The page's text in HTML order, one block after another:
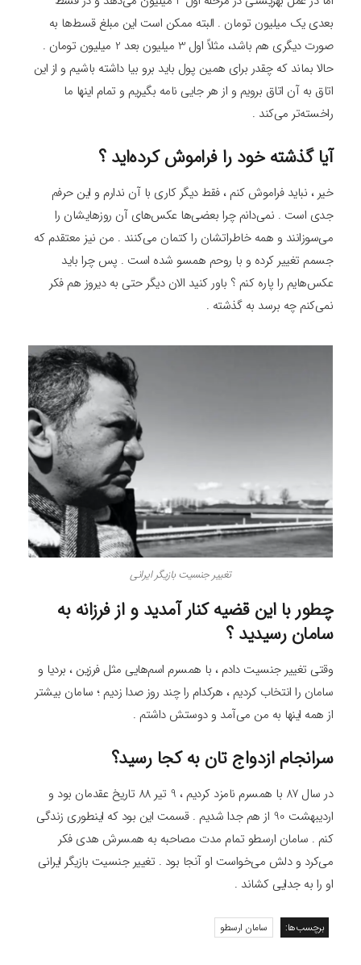
بعدی یک میلیون تومان . البته ممکن است این مبلغ قسط‌ها به
صورت دیگری هم باشد، مثلاً اول 3 میلیون بعد 2 میلیون تومان .
حالا بماند که چقدر برای همین پول باید برو بیا داشته باشیم و از این
اتاق به آن اتاق برویم و از هر جایی نامه بگیریم و تمام اینها ما
راخسته‌تر می‌کند .
آیا گذشته خود را فراموش کرده‌اید ؟
خیر ، نباید فراموش کنم ، فقط دیگر کاری با آن ندارم و این حرفم
جدی است . نمی‌دانم چرا بعضی‌ها عکس‌های آن روزهایشان را
می‌سوزانند و همه خاطراتشان را کتمان می‌کنند . من نیز معتقدم که
جسمم تغییر کرده و با روحم همسو شده است . پس چرا باید
عکس‌هایم را پاره کنم ؟ باور کنید الان دیگر حتی به دیروز هم فکر
نمی‌کنم چه برسد به گذشته .
تغییر جنسیت بازیگر ایرانی
چطور با این قضیه کنار آمدید و از فرزانه به
سامان رسیدید ؟
وقتی تغییر جنسیت دادم ، با همسرم اسم‌هایی مثل فرزین ، بردیا و
سامان را انتخاب کردیم ، هرکدام را چند روز صدا زدیم ؛ سامان بیشتر
از همه اینها به من می‌آمد و دوستش داشتم .
سرانجام ازدواج‌ تان به کجا رسید؟
در سال 87 با همسرم نامزد کردیم ، 9 تیر 88 تاریخ عقدمان بود و
اردیبهشت 90 از هم جدا شدیم . قسمت این بود که اینطوری زندگی
کنم . سامان ارسطو تمام مدت مصاحبه به همسرش هدی فکر
می‌کرد و دلش می‌خواست او آنجا بود . تغییر جنسیت بازیگر ایرانی
او را به جدایی کشاند .
برچسب‌ها: سامان ارسطو